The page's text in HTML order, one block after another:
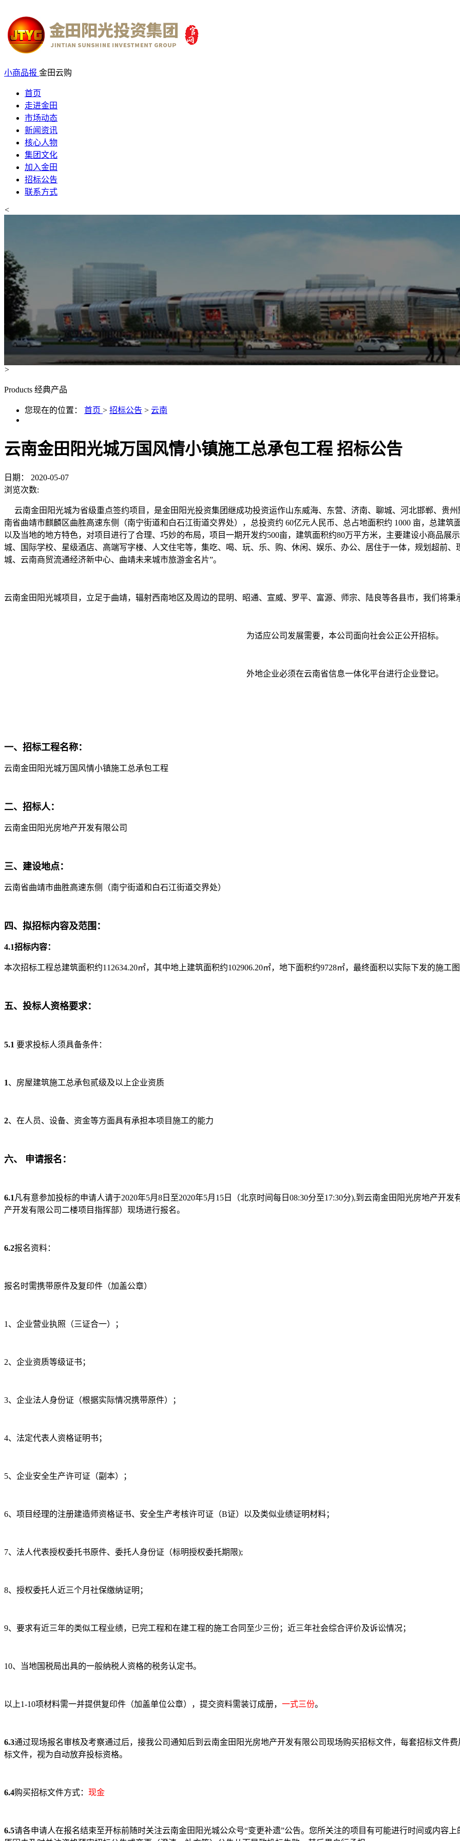
小商品报 金田云购
首页
走进金田
市场动态
新闻资讯
核心人物
集团文化
加入金田
招标公告
联系方式
<
>
Products 经典产品
您现在的位置： 首页 > 招标公告 > 云南
云南金田阳光城万国风情小镇施工总承包工程 招标公告
日期：
2020-05-07
浏览次数:
云南金田阳光城为省级重点签约项目，是金田阳光投资集团继成功投资运作山东威海、东营、济南、聊城、河北邯郸、贵
南省曲靖市麒麟区曲胜高速东侧（南宁街道和白石江街道交界处），总投资约 60亿元人民币、总占地面积约 1000 亩，总建筑
以及当地的地方特色，对项目进行了合理、巧妙的布局，项目一期开发约500亩，建筑面积约80万平方米，主要建设小商品展
城、国际学校、星级酒店、高端写字楼、人文住宅等，集吃、喝、玩、乐、购、休闲、娱乐、办公、居住于一体，规划超前
城、云南商贸流通经济新中心、曲靖未来城市旅游金名片”。
云南金田阳光城项目，立足于曲靖，辐射西南地区及周边的昆明、昭通、宣威、罗平、富源、师宗、陆良等各县市，我们将秉
为适应公司发展需要，本公司面向社会公正公开招标。
外地企业必须在云南省信息一体化平台进行企业登记。
一、招标工程名称：
云南金田阳光城万国风情小镇施工总承包工程
二、招标人：
云南金田阳光房地产开发有限公司
三、建设地点：
云南省曲靖市曲胜高速东侧（南宁街道和白石江街道交界处）
四、拟招标内容及范围：
4.1招标内容：
本次招标工程总建筑面积约112634.20㎡，其中地上建筑面积约102906.20㎡，地下面积约9728㎡，最终面积以实际下发的施工
五、投标人资格要求：
5.1 要求投标人须具备条件：
1、房屋建筑施工总承包贰级及以上企业资质
2、在人员、设备、资金等方面具有承担本项目施工的能力
六、 申请报名：
6.1 凡有意参加投标的申请人请于2020年5月8日至2020年5月15日（北京时间每日08:30分至17:30分),到云南金田阳光房地产开
产开发有限公司二楼项目指挥部）现场进行报名。
6.2报名资料：
报名时需携带原件及复印件（加盖公章）
1、企业营业执照（三证合一）；
2、企业资质等级证书；
3、企业法人身份证（根据实际情况携带原件）；
4、法定代表人资格证明书；
5、企业安全生产许可证（副本）；
6、项目经理的注册建造师资格证书、安全生产考核许可证（B证）以及类似业绩证明材料；
7、法人代表授权委托书原件、委托人身份证（标明授权委托期限);
8、授权委托人近三个月社保缴纳证明；
9、要求有近三年的类似工程业绩，已完工程和在建工程的施工合同至少三份；近三年社会综合评价及诉讼情况；
10、当地国税局出具的一般纳税人资格的税务认定书。
以上1-10项材料需一并提供复印件（加盖单位公章），提交资料需装订成册， 一式三份。
6.3通过现场报名审核及考察通过后，接我公司通知后到云南金田阳光房地产开发有限公司现场购买招标文件，每套招标文件
标文件，视为自动放弃投标资格。
6.4购买招标文件方式： 现金
6.5请各申请人在报名结束至开标前随时关注云南金田阳光城公众号“变更补遗”公告。您所关注的项目有可能进行时间或内容